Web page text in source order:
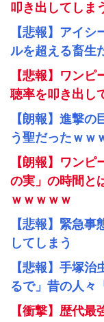
叩き出してしま
【悲報】アイ
ルを超える畜生
【悲報】ワン
聴率を叩き出し
【朗報】進撃
う聖だったｗｗ
【朗報】ワン
の実」の時間と
ｗｗｗｗｗ
【悲報】緊急
してしまう
【悲報】手塚
るで」昔の人々
【衝撃】歴代最